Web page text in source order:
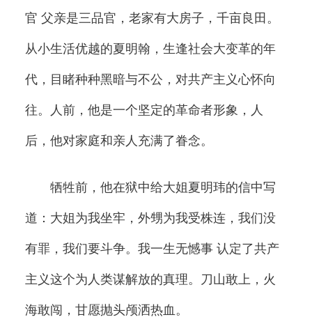
官 父亲是三品官，老家有大房子，千亩良田。
从小生活优越的夏明翰，生逢社会大变革的年
代，目睹种种黑暗与不公，对共产主义心怀向
往。人前，他是一个坚定的革命者形象，人
后，他对家庭和亲人充满了眷念。
牺牲前，他在狱中给大姐夏明玮的信中写
道：大姐为我坐牢，外甥为我受株连，我们没
有罪，我们要斗争。我一生无憾事 认定了共产
主义这个为人类谋解放的真理。刀山敢上，火
海敢闯，甘愿抛头颅洒热血。